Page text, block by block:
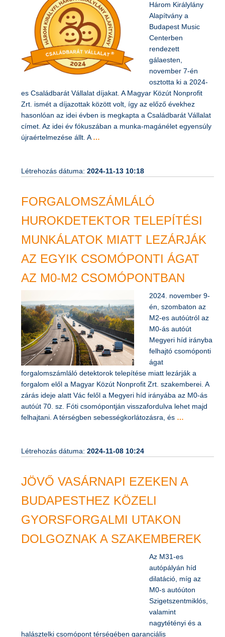
A Három Királyfi,
Három Királylány
Alapítvány a
Budapest Music
Centerben
rendezett
gálaesten,
november 7-én
osztotta ki a 2024-
es Családbarát Vállalat díjakat. A Magyar Közút Nonprofit
Zrt. ismét a díjazottak között volt, így az előző évekhez
hasonlóan az idei évben is megkapta a Családbarát Vállalat
címet. Az idei év fókuszában a munka-magánélet egyensúly
HUROKDETEKTOR TELEPÍTÉSI
MUNKÁLATOK MIATT LEZÁRJÁK
AZ EGYIK CSOMÓPONTI ÁGAT
AZ M0-M2 CSOMÓPONTBAN
2024. november 9-
én, szombaton az
M2-es autóútról az
M0-ás autóút
Megyeri híd irányba
felhajtó csomóponti
ágat
forgalomszámláló detektorok telepítése miatt lezárják a
forgalom elől a Magyar Közút Nonprofit Zrt. szakemberei. A
zárás ideje alatt Vác felől a Megyeri híd irányába az M0-ás
autóút 70. sz. Fóti csomópontján visszafordulva lehet majd
JÖVŐ VASÁRNAPI EZEKEN A
Az M31-es
autópályán híd
dilatáció, míg az
M0-s autóúton
Szigetszentmiklós,
valamint
nagytétényi és a